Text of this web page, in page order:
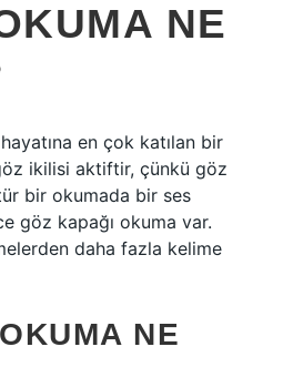
NE
en çok katılan bir
ikilisi aktiftir, çünkü göz
bir okumada bir ses
göz kapağı okuma var.
daha fazla kelime
NE